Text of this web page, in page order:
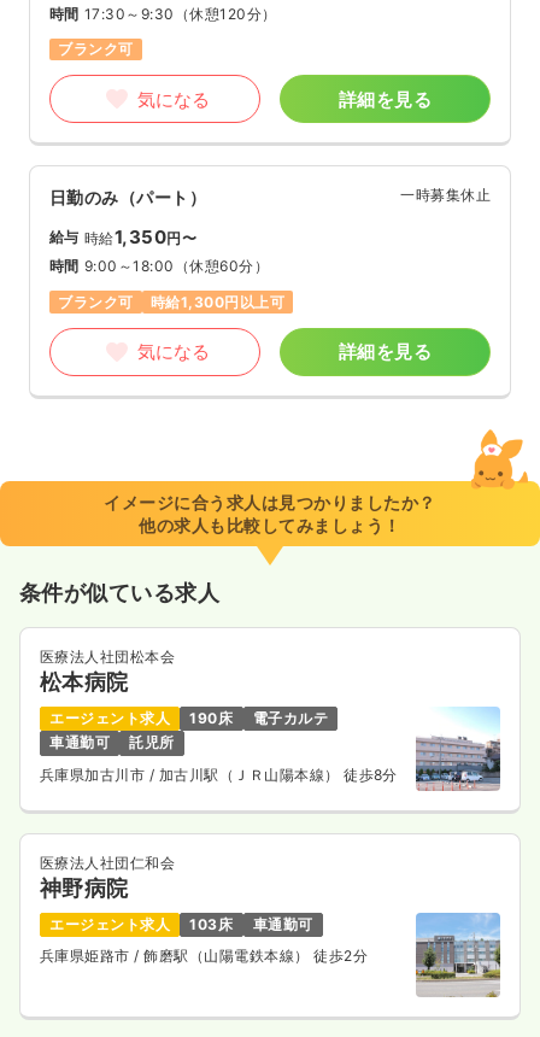
時間 17:30～9:30 （休憩120分）
ブランク可
気になる 詳細を見る
日勤のみ（パート） 一時募集休止
給与 時給1,350円〜
時間 9:00～18:00 （休憩60分）
ブランク可
時給1,300円以上可
気になる 詳細を見る
イメージに合う求人は見つかりましたか？
他の求人も比較してみましょう！
条件が似ている求人
医療法人社団松本会
松本病院
エージェント求人 190床
電子カルテ
車通勤可
託児所
兵庫県加古川市 / 加古川駅（ＪＲ山陽本線） 徒歩8分
医療法人社団仁和会
神野病院
エージェント求人 103床
車通勤可
兵庫県姫路市/ 飾磨駅（山陽電鉄本線） 徒歩2分